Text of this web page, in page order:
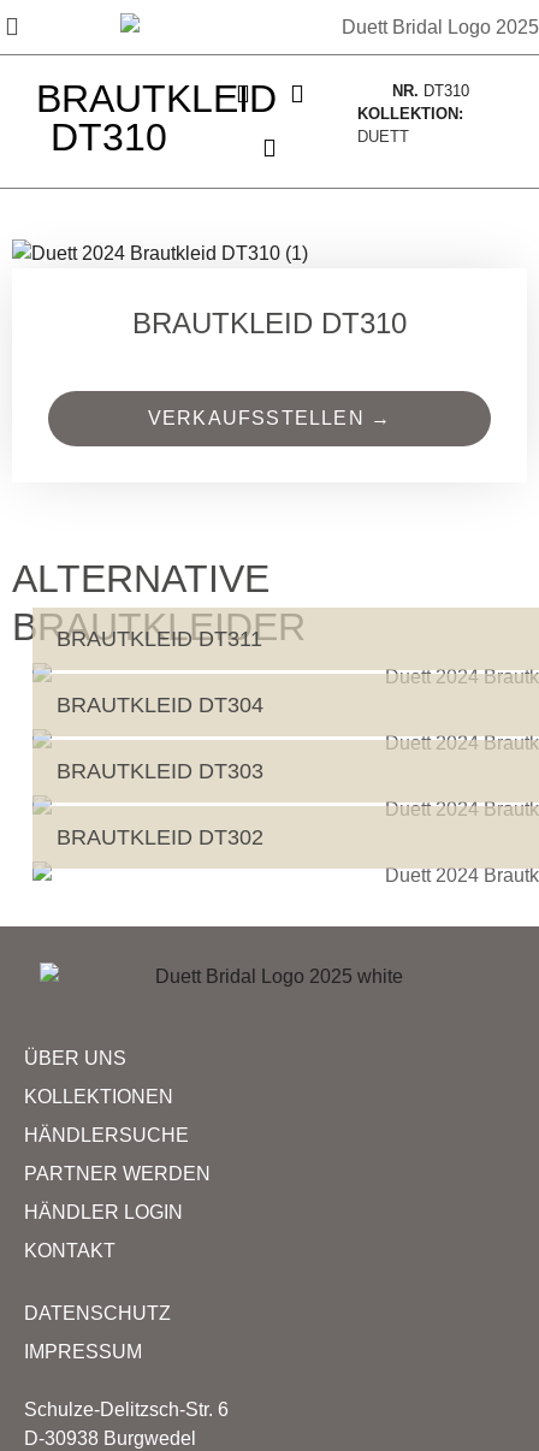
BRAUTKLEID
DT310
NR. DT310
KOLLEKTION:
DUETT
BRAUTKLEID DT310
VERKAUFSSTELLEN →
ALTERNATIVE
BRAUTKLEIDER
BRAUTKLEID DT311
BRAUTKLEID DT304
BRAUTKLEID DT303
BRAUTKLEID DT302
ÜBER UNS
KOLLEKTIONEN
HÄNDLERSUCHE
PARTNER WERDEN
HÄNDLER LOGIN
KONTAKT
DATENSCHUTZ
IMPRESSUM
Schulze-Delitzsch-Str. 6
D-30938 Burgwedel